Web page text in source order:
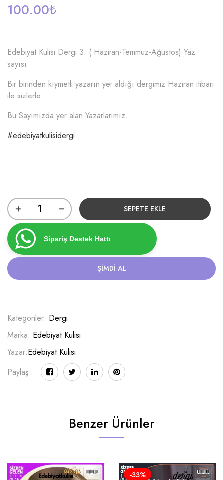
100.00₺
Edebiyat Kulisi Dergi 3. ( Haziran-Temmuz-Ağustos) Yaz
sayısı
Bir birinden kıymetli yazarın yer aldığı dergimiz Haziran itibari
ile sizlerle
Bu Sayımızda yer alan Yazarlarımız.
#edebiyatkulisidergi
SEPETE EKLE
Sipariş Destek Hattı
ŞIMDI AL
Kategoriler: Dergi
Marka: Edebiyat Kulisi
Yazar:Edebiyat Kulisi
Paylaş :
Benzer Ürünler
-33%